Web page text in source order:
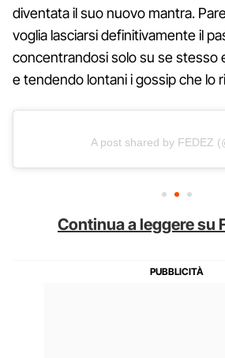
diventata il suo nuovo mantra.
voglia lasciarsi definitivamente il
concentrandosi solo su se stesso
e tendendo lontani i gossip che lo
A post shared by FEDEZ
Continua a leggere su